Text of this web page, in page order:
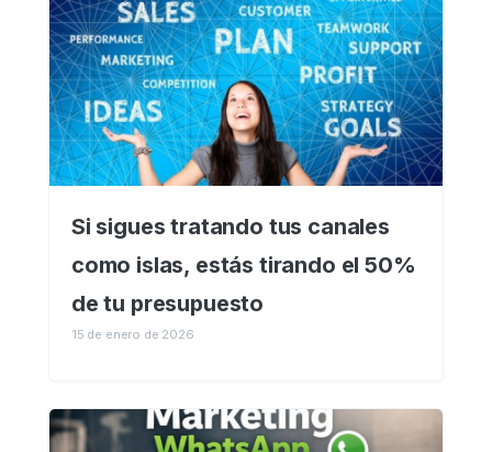
Si sigues tratando tus canales
como islas, estás tirando el 50%
de tu presupuesto
15 de enero de 2026